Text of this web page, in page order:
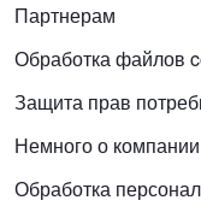
Партнерам
Обработка файлов
Защита прав
Немного о
Обработка